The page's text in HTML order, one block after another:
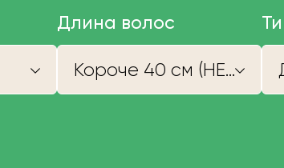
Длина волос
Короче 40 см (НЕ КУПИМ)